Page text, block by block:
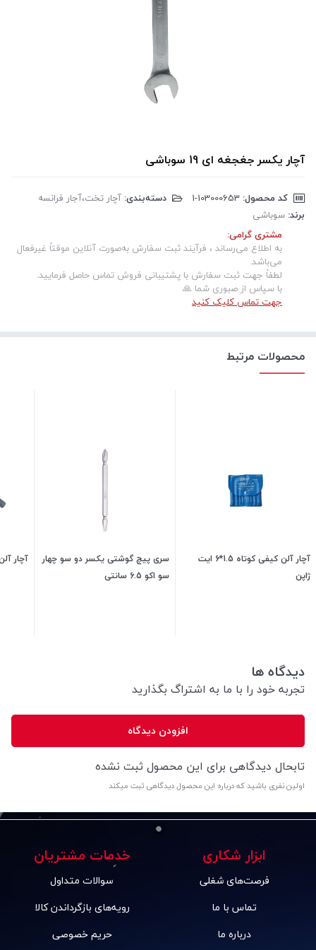
آچار یکسر جغجغه ای 19 سوباشی
کد محصول: دسته‌بندی: آچار تخت،آجار فرانسه
برند: سوباشی
مشتری گرامی:
به اطلاع می‌رساند ، فرآیند ثبت سفارش به‌صورت آنلاین موقتاً غیرفعال
می‌باشد.
لطفاً جهت ثبت سفارش با پشتیبانی فروش تماس حاصل فرمایید.
با سپاس از صبوری شما 🙏
جهت تماس کلیک کنید
محصولات مرتبط
آچار آلن کیفی کوتاه 1.5*6 ایت
ژاپن
سری پیچ گوشتی یکسر دو سو چهار
سو اکو 6.5 سانتی
آچار آلن
دیدگاه ها
تجربه خود را با ما به اشتراگ بگذارید
افزودن دیدگاه
تابحال دیدگاهی برای این محصول ثبت نشده
اولین نفری باشید که درباره این محصول دیدگاهی ثبت میکند
ابزار شکاری
فرصت‌های شغلی
تماس با ما
درباره ما
خدمات مشتریان
سوالات متداول
رویه‌های بازگرداندن کالا
حریم خصوصی